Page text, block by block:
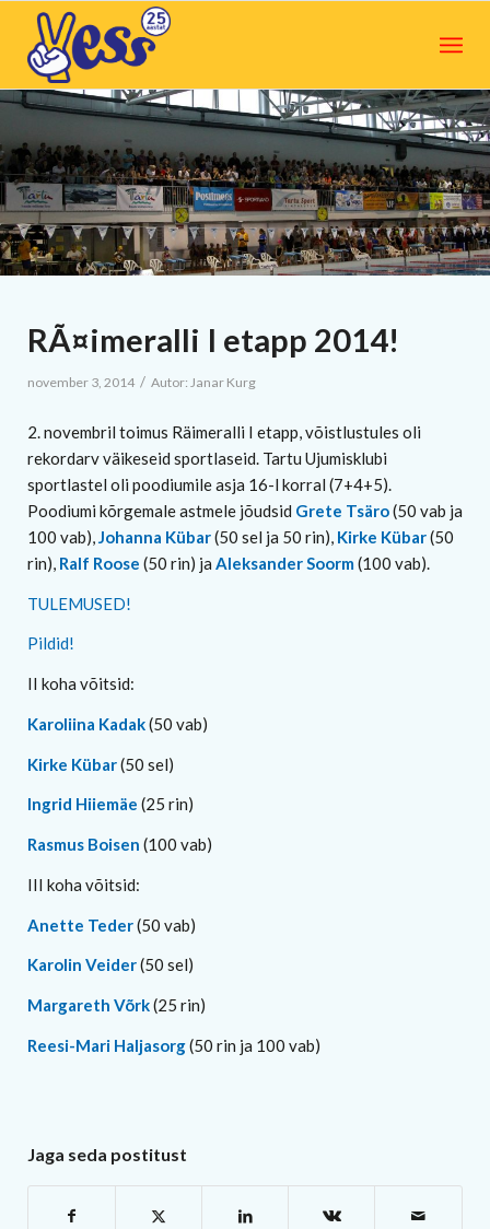
RÃ¤imeralli I etapp 2014!
november 3, 2014 / Autor: Janar Kurg
2. novembril toimus Räimeralli I etapp, võistlustules oli
rekordarv väikeseid sportlaseid. Tartu Ujumisklubi
sportlastel oli poodiumile asja 16-l korral (7+4+5).
Poodiumi kõrgemale astmele jõudsid Grete Tsäro(50 vab ja
100 vab),Johanna Kübar(50 sel ja 50 rin), Kirke Kübar(50
rin), Ralf Roose (50 rin) ja Aleksander Soorm (100 vab).
TULEMUSED!
Pildid!
II koha võitsid:
Karoliina Kadak(50 vab)
Kirke Kübar(50 sel)
Ingrid Hiiemäe (25 rin)
Rasmus Boisen (100 vab)
III koha võitsid:
Anette Teder(50 vab)
Karolin Veider(50 sel)
Margareth Võrk(25 rin)
Reesi-Mari Haljasorg(50 rin ja 100 vab)
Jaga seda postitust